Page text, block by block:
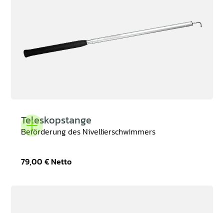
Teleskopstange
Beförderung des Nivellierschwimmers
79,00 €Netto